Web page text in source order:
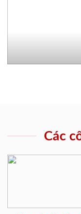
Các